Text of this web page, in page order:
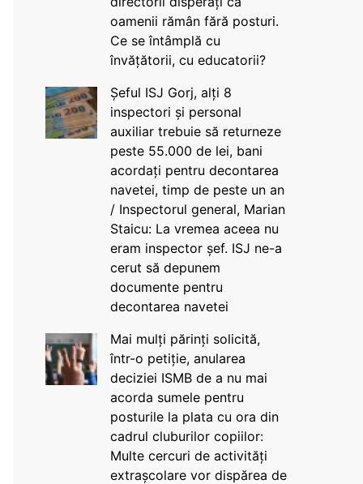
oamenii rămân fără posturi.
Ce se întâmplă cu
învățătorii, cu educatorii?
Șeful ISJ Gorj, alți 8
inspectori și personal
auxiliar trebuie să returneze
peste 55.000 de lei, bani
acordați pentru decontarea
navetei, timp de peste un an
/ Inspectorul general, Marian
Staicu: La vremea aceea nu
eram inspector șef. ISJ ne-a
cerut să depunem
documente pentru
decontarea navetei
Mai mulți părinți solicită,
într-o petiție, anularea
deciziei ISMB de a nu mai
acorda sumele pentru
posturile la plata cu ora din
cadrul cluburilor copiilor:
Multe cercuri de activități
extrașcolare vor dispărea de